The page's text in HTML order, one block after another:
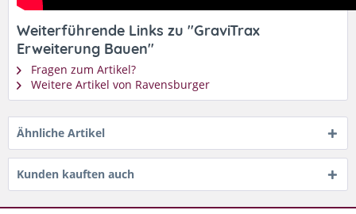
Weiterführende Links zu "GraviTrax
Erweiterung Bauen"
Fragen zum Artikel?
Weitere Artikel von Ravensburger
Ähnliche Artikel
Kunden kauften auch